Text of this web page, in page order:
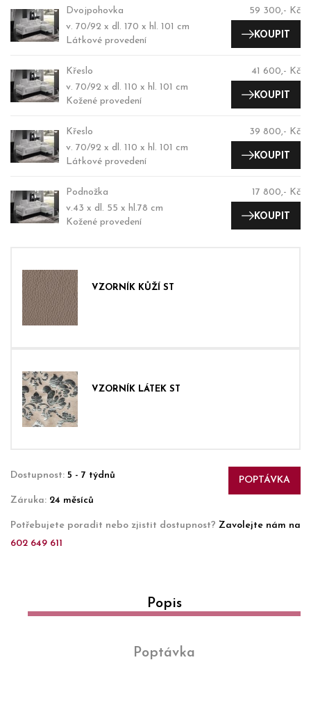
Dvojpohovka
v. 70/92 x dl. 170 x hl. 101 cm
Látkové provedení
59 300,- Kč
KOUPIT
Křeslo
v. 70/92 x dl. 110 x hl. 101 cm
Kožené provedení
41 600,- Kč
KOUPIT
Křeslo
v. 70/92 x dl. 110 x hl. 101 cm
Látkové provedení
39 800,- Kč
KOUPIT
Podnožka
v.43 x dl. 55 x hl.78 cm
Kožené provedení
17 800,- Kč
KOUPIT
VZORNÍK KŮŽÍ ST
VZORNÍK LÁTEK ST
POPTÁVKA
Dostupnost: 5 - 7 týdnů
Záruka: 24 měsíců
Potřebujete poradit nebo zjistit dostupnost? Zavolejte nám na
602 649 611
Popis
Poptávka